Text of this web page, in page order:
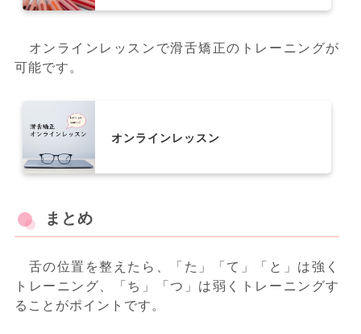
オンラインレッスンで滑舌矯正のトレーニングが
可能です。
オンラインレッスン
まとめ
舌の位置を整えたら、「た」「て」「と」は強く
トレーニング、「ち」「つ」は弱くトレーニングす
ることがポイントです。